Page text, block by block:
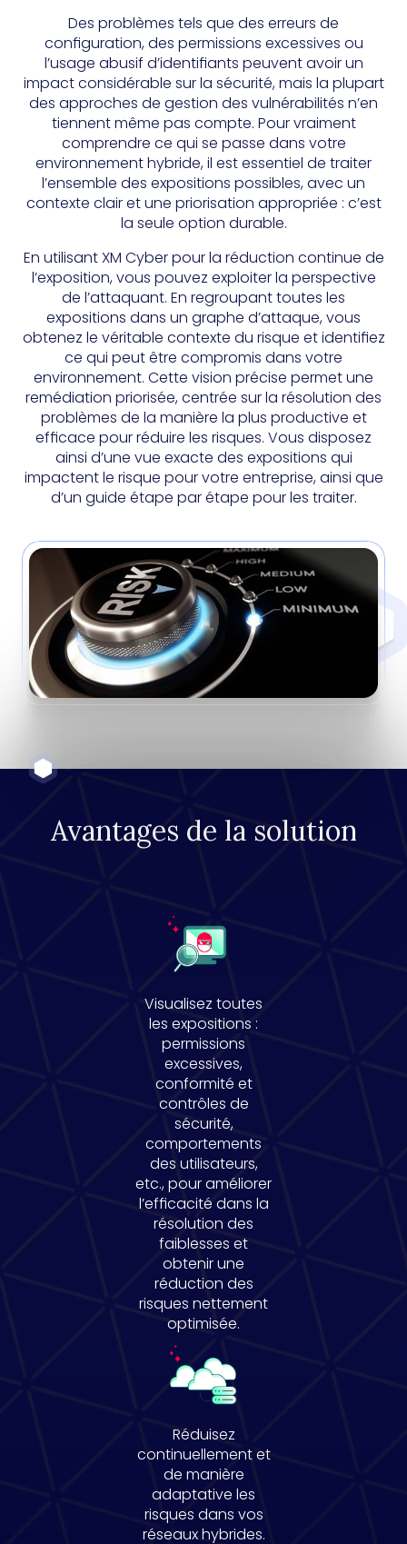
Des problèmes tels que des erreurs de
configuration, des permissions excessives ou
l’usage abusif d’identifiants peuvent avoir un
impact considérable sur la sécurité, mais la plupart
des approches de gestion des vulnérabilités n’en
tiennent même pas compte. Pour vraiment
comprendre ce qui se passe dans votre
environnement hybride, il est essentiel de traiter
l’ensemble des expositions possibles, avec un
contexte clair et une priorisation appropriée : c’est
la seule option durable.
En utilisant XM Cyber pour la réduction continue de
l’exposition, vous pouvez exploiter la perspective
de l’attaquant. En regroupant toutes les
expositions dans un graphe d’attaque, vous
obtenez le véritable contexte du risque et identifiez
ce qui peut être compromis dans votre
environnement. Cette vision précise permet une
remédiation priorisée, centrée sur la résolution des
problèmes de la manière la plus productive et
efficace pour réduire les risques. Vous disposez
ainsi d’une vue exacte des expositions qui
impactent le risque pour votre entreprise, ainsi que
d’un guide étape par étape pour les traiter.
Avantages de la solution
Visualisez toutes
les expositions :
permissions
excessives,
conformité et
contrôles de
sécurité,
comportements
des utilisateurs,
etc., pour améliorer
l’efficacité dans la
résolution des
faiblesses et
obtenir une
réduction des
risques nettement
optimisée.
Réduisez
continuellement et
de manière
adaptative les
risques dans vos
réseaux hybrides.